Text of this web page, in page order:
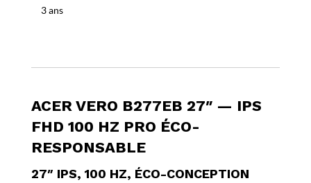
4ms
HP
*
3 ans
ACER VERO B277EB 27″ — IPS
FHD 100 HZ PRO ÉCO-
RESPONSABLE
27″ IPS, 100 HZ, ÉCO-CONCEPTION